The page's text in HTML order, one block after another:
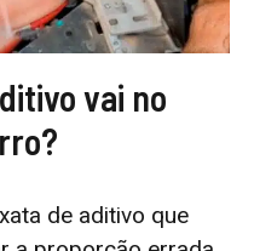
vai no
de aditivo que